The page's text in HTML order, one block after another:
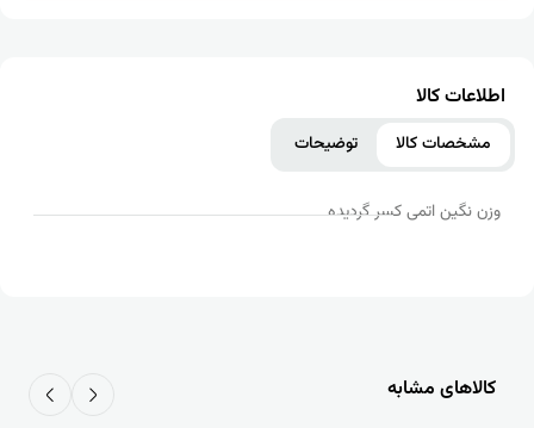
اطلاعات کالا
مشخصات کالا توضیحات
وزن نگین اتمی کسر گردیده
کالاهای مشابه